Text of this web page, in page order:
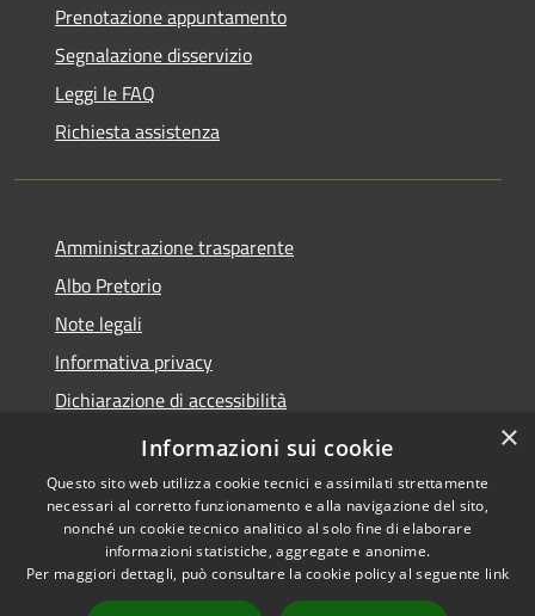
Prenotazione appuntamento
Segnalazione disservizio
Leggi le FAQ
Richiesta assistenza
Amministrazione trasparente
Albo Pretorio
Note legali
Informativa privacy
Dichiarazione di accessibilità
Obiettivi di accessibilità
Accessibilità
Copyright © 2026 • Comune di
San Giorgio Bigarello •
×
Informazioni sui cookie
Questo sito web utilizza cookie tecnici e assimilati strettamente
necessari al corretto funzionamento e alla navigazione del sito,
nonché un cookie tecnico analitico al solo fine di elaborare
informazioni statistiche, aggregate e anonime.
Per maggiori dettagli, può consultare la cookie policy al seguente link